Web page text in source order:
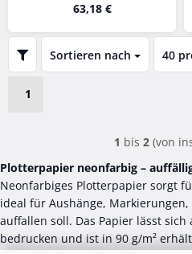
63,18 €
FILTERSortieren nach
40
1
1 bis 2(von
Plotterpapier neonfarbig –
Neonfarbiges Plotterpapier sorgt
ideal für Aushänge,
auffallen soll. Das Papier lässt
bedrucken und ist in 90 g/m²